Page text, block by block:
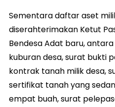
Sementara daftar aset
diserahterimakan Ketut
Bendesa Adat baru,
kuburan desa, surat bukti
kontrak tanah milik desa,
sertifikat tanah yang
empat buah, surat